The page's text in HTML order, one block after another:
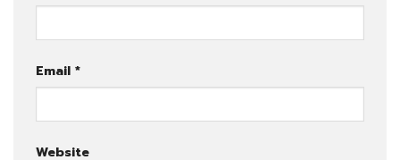
Email *
Website